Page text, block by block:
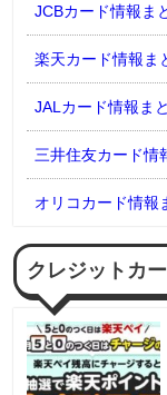
JCBカード情報ま
楽天カード情報ま
JALカード情報ま
三井住友カード情
オリコカード情報
クレジットカ